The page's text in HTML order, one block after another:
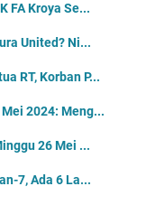
FA Kroya Se...
United? Ni...
RT, Korban P...
2024: Meng...
26 Mei ...
7, Ada 6 La...